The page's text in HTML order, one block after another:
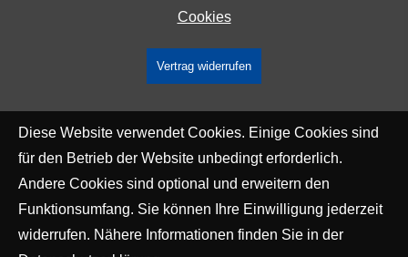
Cookies
Vertrag widerrufen
Diese Website verwendet Cookies. Einige Cookies sind
für den Betrieb der Website unbedingt erforderlich.
Andere Cookies sind optional und erweitern den
Funktionsumfang. Sie können Ihre Einwilligung jederzeit
widerrufen. Nähere Informationen finden Sie in der